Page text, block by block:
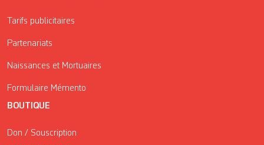
Tarifs publicitaires
Partenariats
Naissances et Mortuaires
Formulaire Mémento
BOUTIQUE
Don / Souscription